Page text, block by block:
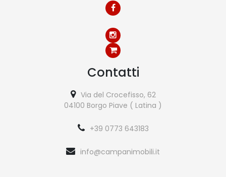
Contatti
Via del Crocefisso, 62
04100 Borgo Piave ( Latina )
+39 0773 643183
info@campanimobili.it